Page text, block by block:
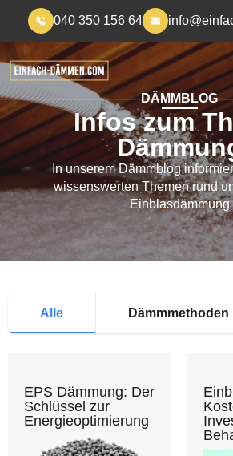
040 350 156 64
DÄMMBLOG
Infos zum
In unserem Dämmblog
wissenswerten Themen rund
Einblasdämmung
Alle Dämmmethoden
EPS Dämmung: Der
Schlüssel zur
Energieoptimierung